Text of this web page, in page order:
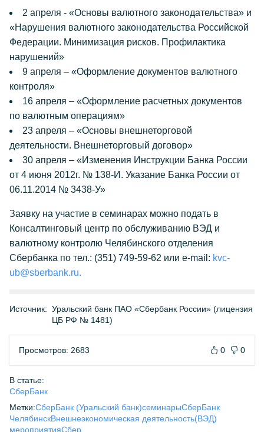
2 апреля - «Основы валютного законодательства» и
«Нарушения валютного законодательства Российской
Федерации. Минимизация рисков. Профилактика
нарушений»
9 апреля – «Оформление документов валютного
контроля»
16 апреля – «Оформление расчетных документов
по валютным операциям»
23 апреля – «Основы внешнеторговой
деятельности. Внешнеторговый договор»
30 апреля – «Изменения Инструкции Банка России
от 4 июня 2012г. № 138-И. Указание Банка России от
06.11.2014 № 3438-У»
Заявку на участие в семинарах можно подать в
Консалтинговый центр по обслуживанию ВЭД и
валютному контролю Челябинского отделения
Сбербанка по тел.: (351) 749-59-62 или e-mail: kvc-
ub@sberbank.ru.
Источник: Уральский банк ПАО «Сбербанк России» (лицензия
ЦБ РФ № 1481)
Просмотров: 2683 0 0
В статье:
СберБанк
Метки:СберБанк (Уральский банк)семинарыСберБанк
ЧелябинскВнешнеэкономическая деятельность(ВЭД)
мероприятияСбер